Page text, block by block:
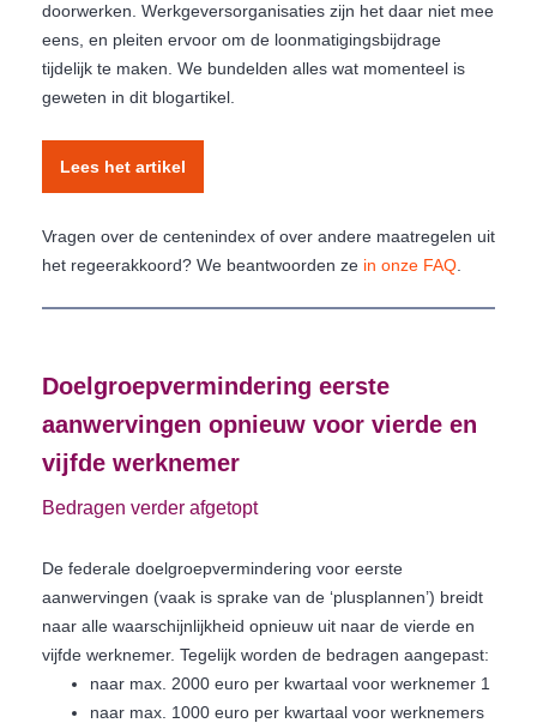
doorwerken. Werkgeversorganisaties zijn het daar niet mee
eens, en pleiten ervoor om de loonmatigingsbijdrage
tijdelijk te maken. We bundelden alles wat momenteel is
geweten in dit blogartikel.
Lees het artikel
Vragen over de centenindex of over andere maatregelen uit
het regeerakkoord? We beantwoorden ze in onze FAQ
Doelgroepvermindering eerste
aanwervingen opnieuw voor vierde en
vijfde werknemer
Bedragen verder afgetopt
De federale doelgroepvermindering voor eerste
aanwervingen (vaak is sprake van de ‘plusplannen’) breidt
naar alle waarschijnlijkheid opnieuw uit naar de vierde en
vijfde werknemer. Tegelijk worden de bedragen aangepast:
naar max. 2000 euro per kwartaal voor werknemer 1
naar max. 1000 euro per kwartaal voor werknemers